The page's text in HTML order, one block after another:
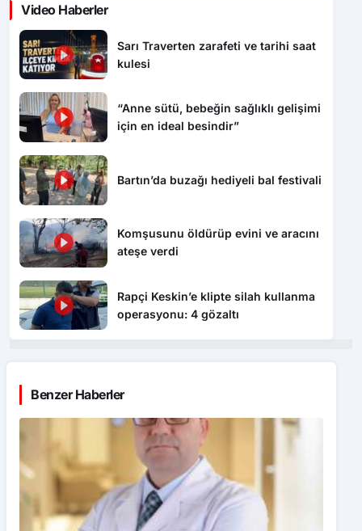
Video Haberler
Sarı Traverten zarafeti ve tarihi saat
kulesi
“Anne sütü, bebeğin sağlıklı gelişimi
için en ideal besindir”
Bartın’da buzağı hediyeli bal festivali
Komşusunu öldürüp evini ve aracını
ateşe verdi
Rapçi Keskin’e klipte silah kullanma
operasyonu: 4 gözaltı
Benzer Haberler